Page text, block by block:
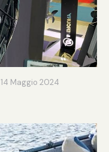
14 Maggio 2024